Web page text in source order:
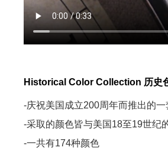
Historical Color Collection 历史
-庆祝美国成立200周年而推出的
-采取的颜色皆与美国18至19世纪
-一共有174种颜色